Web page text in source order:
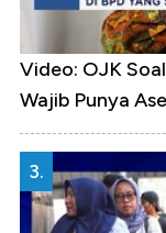
Video: OJK
Wajib Punya
3.